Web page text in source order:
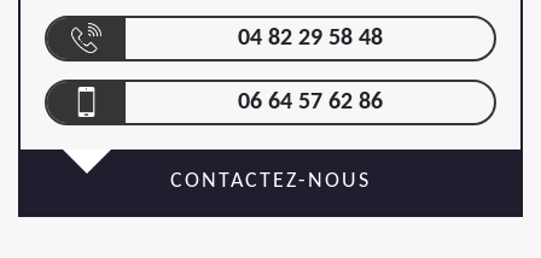
04 82 29 58 48
06 64 57 62 86
CONTACTEZ-NOUS